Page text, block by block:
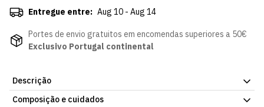
Entregue entre: Aug 10 - Aug 14
Portes de envio gratuitos em encomendas superiores a 50€
Exclusivo Portugal continental
Descrição
Saí em estilo com o Equipamento de Passeio do Sporting.
Composição e cuidados